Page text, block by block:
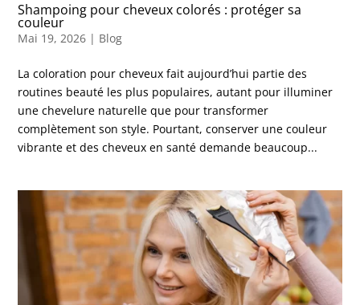
Shampoing pour cheveux colorés : protéger sa
couleur
Mai 19, 2026 | Blog
La coloration pour cheveux fait aujourd’hui partie des
routines beauté les plus populaires, autant pour illuminer
une chevelure naturelle que pour transformer
complètement son style. Pourtant, conserver une couleur
vibrante et des cheveux en santé demande beaucoup...